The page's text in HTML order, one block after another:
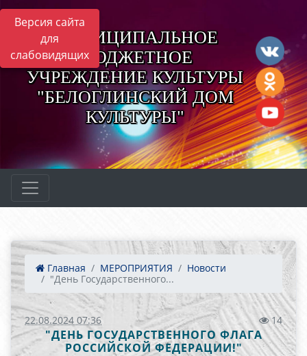
Версия сайта
для
слабовидящих
МУНИЦИПАЛЬНОЕ
БЮДЖЕТНОЕ
УЧРЕЖДЕНИЕ КУЛЬТУРЫ
"БЕЛОГЛИНСКИЙ ДОМ
КУЛЬТУРЫ"
Главная МЕРОПРИЯТИЯ
Новости
"День Государственного...
22.08.2024 07:36 14
"ДЕНЬ ГОСУДАРСТВЕННОГО ФЛАГА
РОССИЙСКОЙ ФЕДЕРАЦИИ!"